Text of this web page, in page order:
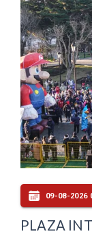
09-08-2026
PLAZA